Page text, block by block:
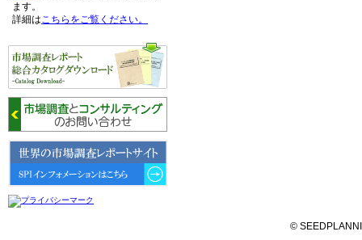
ます。
詳細はこちらをご覧ください。
2026年06月15日
6月15日、「中国の医療保険医薬
品リスト 」を発刊しました。
2026年06月01日
6月1日、「2026-27年版 5G SA、
6GにおけるIoT／サービス市場の
動向 」を発刊しました。
2026年04月30日
4月30日、「2026年版 オンライン
©